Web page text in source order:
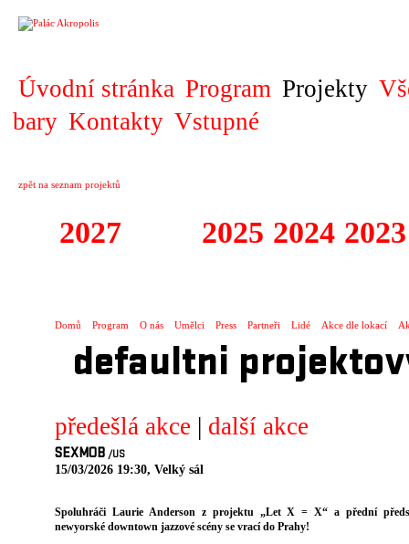
Úvodní stránka Program Projekty
bary Kontakty Vstupné
zpět na seznam projektů
2027 2025 2024 2023
Domů Program O nás Umělci Press Partneři Lidé Akce dle lokací
defaultni
předešlá akce | další akce
SEXMOB /US
15/03/2026 19:30, Velký sál
Spoluhráči Laurie Anderson z projektu „Let X = X“ a přední
newyorské downtown jazzové scény se vrací do Prahy!